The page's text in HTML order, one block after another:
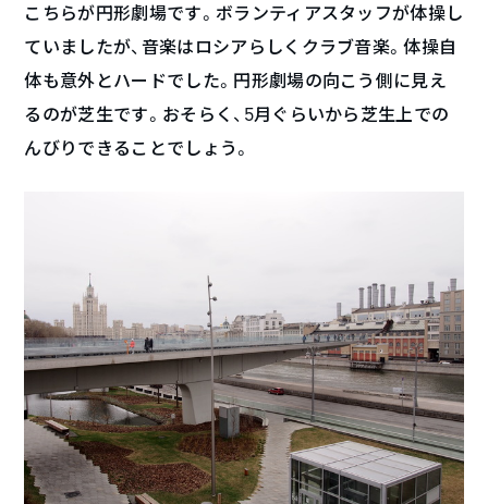
こちらが円形劇場です。ボランティアスタッフが体操し
ていましたが、音楽はロシアらしくクラブ音楽。体操自
体も意外とハードでした。円形劇場の向こう側に見え
るのが芝生です。おそらく、5月ぐらいから芝生上での
んびりできることでしょう。